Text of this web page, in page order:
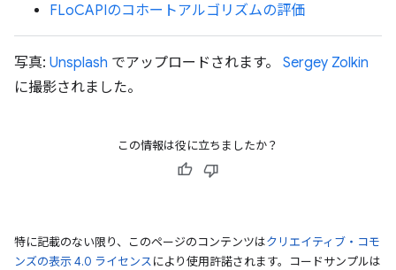
FLoCAPIのコホートアルゴリズムの評価
写真: Unsplash でアップロードされます。 Sergey Zolkin
に撮影されました。
この情報は役に立ちましたか？
特に記載のない限り、このページのコンテンツはクリエイティブ・コモ
ンズの表示 4.0 ライセンスにより使用許諾されます。コードサンプルは